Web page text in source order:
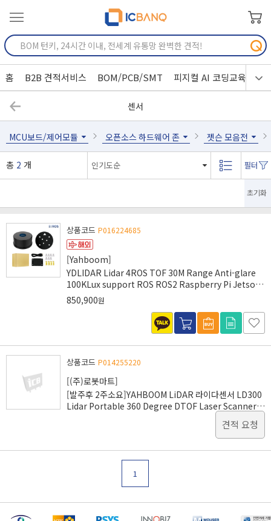
홈 B2B 견적서비스 BOM/PCB/SMT 피지컬 AI 코딩교육
센서
MCU보드/제어모듈 오픈소스 하드웨어 존 젯슨 모음전
총 2 개
초기화
상품코드 P016224685
[Yahboom]
YDLIDAR Lidar 4ROS TOF 30M Range Anti-glare
100KLux support ROS ROS2 Raspberry Pi Jetson
indoor outdoor
850,900원
상품코드 P014255220
[(주)로봇마트]
[발주후 2주소요]YAHBOOM LiDAR 라이다센서 LD300
Lidar Portable 360 Degree DTOF Laser Scanner
Kit-12M Range support ROS ROS2 Raspberry Pi
견적 요청
1